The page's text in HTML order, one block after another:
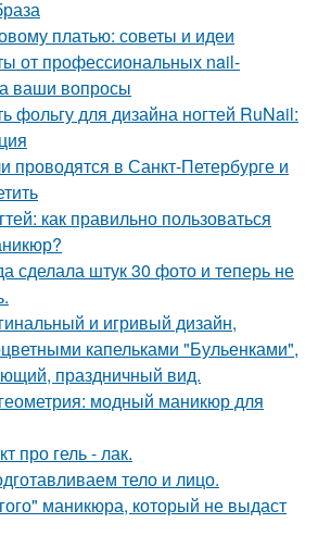
платью: советы и идеи
от профессиональных nail-
ваши вопросы
фольгу для дизайна ногтей RuNail:
проводятся в Санкт-Петербурге и
как правильно пользоваться
сделала штук 30 фото и теперь не
и игривый дизайн,
капельками "Бульенками",
праздничный вид.
модный маникюр для
про гель - лак.
тело и лицо.
маникюра, который не выдаст